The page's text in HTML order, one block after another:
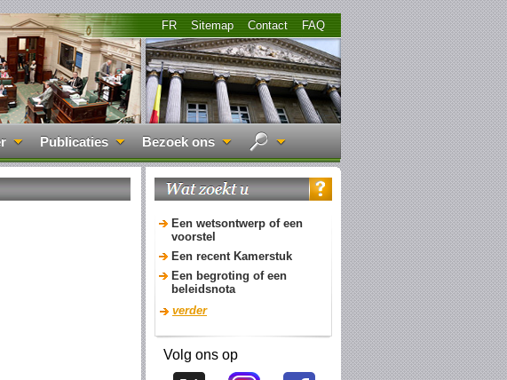
FAQ
Contact
Sitemap
FR
Publicaties Bezoek ons
Een wetsontwerp of een
voorstel
Een recent Kamerstuk
Een begroting of een
beleidsnota
verder
Volg ons op